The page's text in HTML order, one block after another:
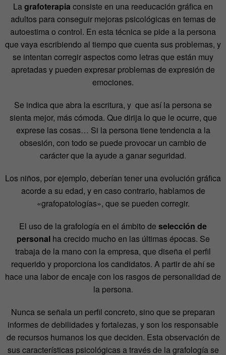
Lagrafoterapia consiste en una reeducación gráfica en
adultos para conseguir mejoras psicológicas en temas de
autoestima o control. En esta técnica se pide a la persona
que vaya escribiendo al tiempo que cuenta sus problemas, y
se intentan corregir aspectos como letras que están muy
apretadas y pueden expresar problemas de expresión de
emociones.
Se indica que abra la escritura, y que así la persona se
sienta mejor, más cómoda. Que dirija lo que le ocurre, que
exprese las cosas… Si la persona tiene tendencia a la
obsesión, con todo se puede provocar un cambio de
carácter que la ayude a ganar seguridad.
Los niños, por ejemplo, deberían tener una evolución gráfica
acorde a su edad, y en caso contrario, hablamos de
«grafopatologías», que se pueden corregir.
El uso de la grafología en el ámbito de selección de
personal ha crecido mucho en las últimas épocas. Se
trabaja de la mano con la empresa, que diseña el perfil
requerido y proporciona los candidatos. A partir de ahí se
hace una labor de encaje con los rasgos de personalidad de
la persona.
Nunca se señala un perfil concreto, sino que se preparan
informes de debilidades y fortalezas, y son los responsable
de recursos humanos los que deciden. Esta observación de
sus características psicológicasa través de la grafología se